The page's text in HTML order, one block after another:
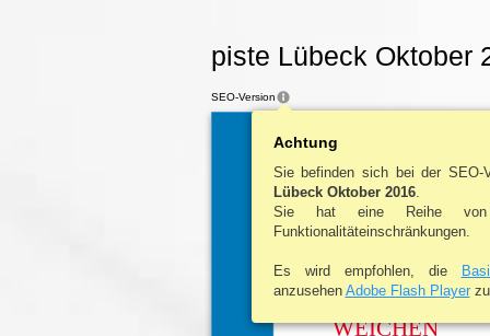
piste Lübeck Oktober
COUGARS
STELLEN DIE
WEICHEN
SEO-Version
Achtung
Sie befinden sich bei der
Lübeck Oktober 2016.
Sie hat eine Reihe von
Funktionalitäteinschränkungen.
Es wird empfohlen, die
anzusehen Adobe Flash Playerzu